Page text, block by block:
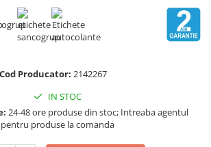
pentru fixat
tensiune
Cod Producator: 2142267
IN STOC
24-48 ore produse din stoc; Intreaba agentul
pentru produse la comanda